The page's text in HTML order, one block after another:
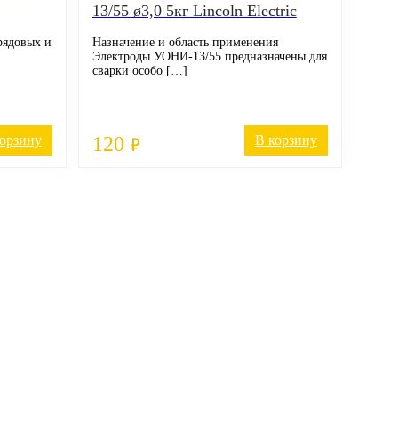
и
13/55 ø3,0 5кг Lincoln Electric
120 ₽
Назначение и область применения
Электроды УОНИ-13/55 предназначены для
сварки особо […]
В корзину